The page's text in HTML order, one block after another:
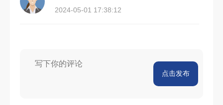
2024-05-01 17:38:12
点击发布